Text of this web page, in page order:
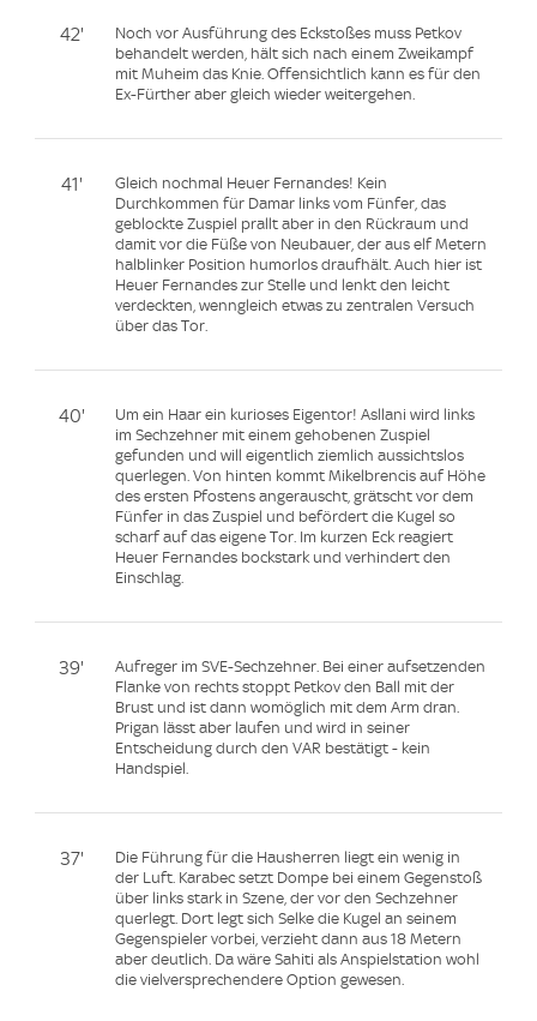
42'
Noch vor Ausführung des Eckstoßes muss Petkov
behandelt werden, hält sich nach einem Zweikampf
mit Muheim das Knie. Offensichtlich kann es für den
Ex-Fürther aber gleich wieder weitergehen.
41'
Gleich nochmal Heuer Fernandes! Kein
Durchkommen für Damar links vom Fünfer, das
geblockte Zuspiel prallt aber in den Rückraum und
damit vor die Füße von Neubauer, der aus elf Metern
halblinker Position humorlos draufhält. Auch hier ist
Heuer Fernandes zur Stelle und lenkt den leicht
verdeckten, wenngleich etwas zu zentralen Versuch
über das Tor.
40'
Um ein Haar ein kurioses Eigentor! Asllani wird links
im Sechzehner mit einem gehobenen Zuspiel
gefunden und will eigentlich ziemlich aussichtslos
querlegen. Von hinten kommt Mikelbrencis auf Höhe
des ersten Pfostens angerauscht, grätscht vor dem
Fünfer in das Zuspiel und befördert die Kugel so
scharf auf das eigene Tor. Im kurzen Eck reagiert
Heuer Fernandes bockstark und verhindert den
Einschlag.
39'
Aufreger im SVE-Sechzehner. Bei einer aufsetzenden
Flanke von rechts stoppt Petkov den Ball mit der
Brust und ist dann womöglich mit dem Arm dran.
Prigan lässt aber laufen und wird in seiner
Entscheidung durch den VAR bestätigt - kein
Handspiel.
37'
Die Führung für die Hausherren liegt ein wenig in
der Luft. Karabec setzt Dompe bei einem Gegenstoß
über links stark in Szene, der vor den Sechzehner
querlegt. Dort legt sich Selke die Kugel an seinem
Gegenspieler vorbei, verzieht dann aus 18 Metern
aber deutlich. Da wäre Sahiti als Anspielstation wohl
die vielversprechendere Option gewesen.